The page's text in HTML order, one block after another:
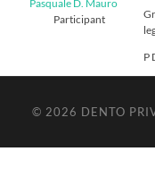
Pasquale D. Mauro
Participant
P
© 2026 DENTO